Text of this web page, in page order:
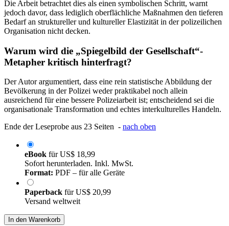
Die Arbeit betrachtet dies als einen symbolischen Schritt, warnt
jedoch davor, dass lediglich oberflächliche Maßnahmen den tieferen
Bedarf an struktureller und kultureller Elastizität in der polizeilichen
Organisation nicht decken.
Warum wird die „Spiegelbild der Gesellschaft“-
Metapher kritisch hinterfragt?
Der Autor argumentiert, dass eine rein statistische Abbildung der
Bevölkerung in der Polizei weder praktikabel noch allein
ausreichend für eine bessere Polizeiarbeit ist; entscheidend sei die
organisationale Transformation und echtes interkulturelles Handeln.
Ende der Leseprobe aus 23 Seiten - nach oben
eBook fürUS$ 18,99
Sofort herunterladen. Inkl. MwSt.
Format: PDF – für alle Geräte
Paperback fürUS$ 20,99
Versand weltweit
In den Warenkorb